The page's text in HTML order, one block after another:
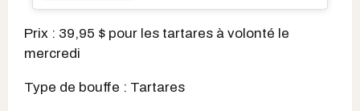
Prix : 39,95 $ pour les tartares à volonté le
mercredi
Type de bouffe : Tartares